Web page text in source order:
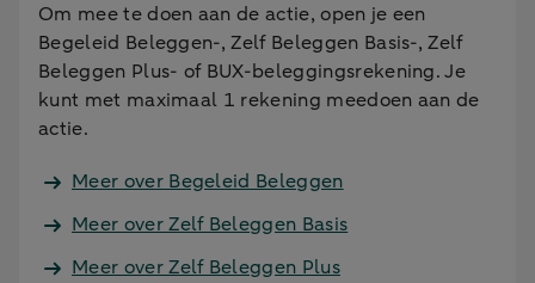
Om mee te doen aan de actie, open je een
Begeleid Beleggen-, Zelf Beleggen Basis-, Zelf
Beleggen Plus- of BUX-beleggingsrekening. Je
kunt met maximaal 1 rekening meedoen aan de
actie.
Meer over Begeleid Beleggen
Meer over Zelf Beleggen Basis
Meer over Zelf Beleggen Plus